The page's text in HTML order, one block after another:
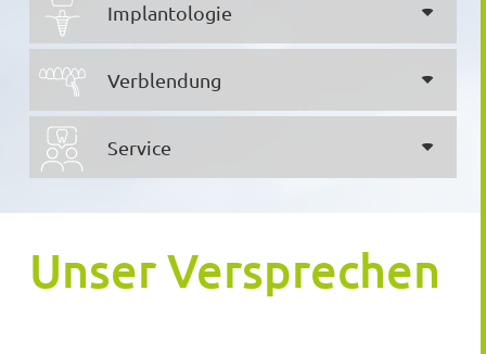
Implantologie
Verblendung
Service
Unser Versprechen